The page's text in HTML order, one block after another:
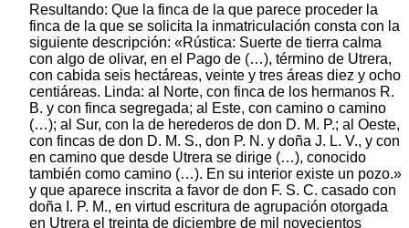
Resultando: Que la finca de la que parece proceder la
finca de la que se solicita la inmatriculación consta con la
siguiente descripción: «Rústica: Suerte de tierra calma
con algo de olivar, en el Pago de (…), término de Utrera,
con cabida seis hectáreas, veinte y tres áreas diez y ocho
centiáreas. Linda: al Norte, con finca de los hermanos R.
B. y con finca segregada; al Este, con camino o camino
(…); al Sur, con la de herederos de don D. M. P.; al Oeste,
con fincas de don D. M. S., don P. N. y doña J. L. V., y con
en camino que desde Utrera se dirige (…), conocido
también como camino (…). En su interior existe un pozo.»
y que aparece inscrita a favor de don F. S. C. casado con
doña I. P. M., en virtud escritura de agrupación otorgada
en Utrera el treinta de diciembre de mil novecientos